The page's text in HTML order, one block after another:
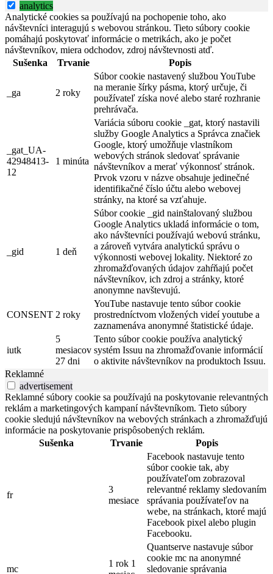
analytics
Analytické cookies sa používajú na pochopenie toho, ako
návštevníci interagujú s webovou stránkou. Tieto súbory cookie
pomáhajú poskytovať informácie o metrikách, ako je počet
návštevníkov, miera odchodov, zdroj návštevnosti atď.
Sušenka
Trvanie Popis
_ga 2 roky
Súbor cookie nastavený službou YouTube
na meranie šírky pásma, ktorý určuje, či
používateľ získa nové alebo staré rozhranie
prehrávača.
_gat_UA-
42948413-
12
1 minúta
Variácia súboru cookie _gat, ktorý nastavili
služby Google Analytics a Správca značiek
Google, ktorý umožňuje vlastníkom
webových stránok sledovať správanie
návštevníkov a merať výkonnosť stránok.
Prvok vzoru v názve obsahuje jedinečné
identifikačné číslo účtu alebo webovej
stránky, na ktoré sa vzťahuje.
_gid 1 deň
Súbor cookie _gid nainštalovaný službou
Google Analytics ukladá informácie o tom,
ako návštevníci používajú webovú stránku,
a zároveň vytvára analytickú správu o
výkonnosti webovej lokality. Niektoré zo
zhromažďovaných údajov zahŕňajú počet
návštevníkov, ich zdroj a stránky, ktoré
anonymne navštevujú.
CONSENT 2 roky
YouTube nastavuje tento súbor cookie
prostredníctvom vložených videí youtube a
zaznamenáva anonymné štatistické údaje.
iutk
5
mesiacov
27 dni
Tento súbor cookie používa analytický
systém Issuu na zhromažďovanie informácií
o aktivite návštevníkov na produktoch Issuu.
Reklamné
advertisement
Reklamné súbory cookie sa používajú na poskytovanie relevantných
reklám a marketingových kampaní návštevníkom. Tieto súbory
cookie sledujú návštevníkov na webových stránkach a zhromažďujú
informácie na poskytovanie prispôsobených reklám.
Sušenka
Trvanie Popis
fr
3
mesiace
Facebook nastavuje tento
súbor cookie tak, aby
používateľom zobrazoval
relevantné reklamy sledovaním
správania používateľov na
webe, na stránkach, ktoré majú
Facebook pixel alebo plugin
Facebooku.
mc
1 rok 1
Quantserve nastavuje súbor
cookie mc na anonymné
sledovanie správania